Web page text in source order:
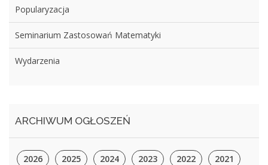
Popularyzacja
Seminarium Zastosowań Matematyki
Wydarzenia
ARCHIWUM OGŁOSZEŃ
2026 2025 2024 2023 2022 2021